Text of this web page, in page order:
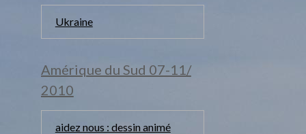
Ukraine
Amérique du Sud 07-11/
2010
aidez nous : dessin animé